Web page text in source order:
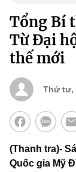
Tổng Bí
Từ Đại
thế mới
Thứ tư,
(Thanh tra)-
Quốc gia Mỹ